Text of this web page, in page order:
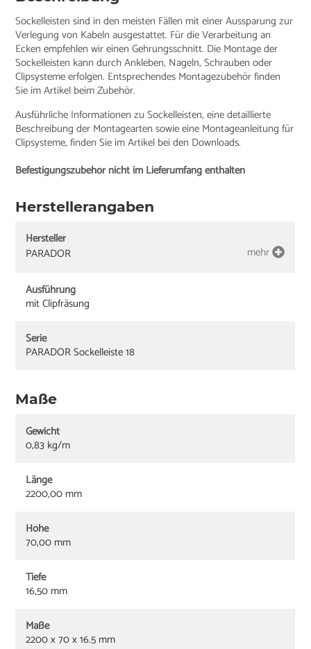
Sockelleisten sind in den meisten Fällen mit einer Aussparung zur
Verlegung von Kabeln ausgestattet. Für die Verarbeitung an
Ecken empfehlen wir einen Gehrungsschnitt. Die Montage der
Sockelleisten kann durch Ankleben, Nageln, Schrauben oder
Clipsysteme erfolgen. Entsprechendes Montagezubehör finden
Sie im Artikel beim Zubehör.
Ausführliche Informationen zu Sockelleisten, eine detaillierte
Beschreibung der Montagearten sowie eine Montageanleitung für
Clipsysteme, finden Sie im Artikel bei den Downloads.
Befestigungszubehör nicht im Lieferumfang enthalten
Herstellerangaben
Hersteller
PARADOR
mehr
Ausführung
mit Clipfräsung
Serie
PARADOR Sockelleiste 18
Maße
Gewicht
0,83 kg/m
Länge
2200,00 mm
Höhe
70,00 mm
Tiefe
16,50 mm
Maße
2200 x 70 x 16.5 mm